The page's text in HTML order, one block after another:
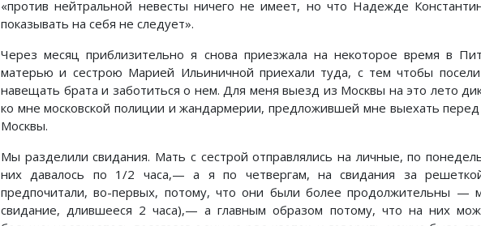
«против нейтральной невесты ничего не имеет, но что Надежде
показывать на себя не следует».
Через месяц приблизительно я снова приезжала на некоторое время в
матерью и сестрою Марией Ильиничной приехали туда, с тем чтобы
навещать брата и заботиться о нем. Для меня выезд из Москвы на это лето
ко мне московской полиции и жандармерии, предложившей мне выехать
Москвы.
Мы разделили свидания. Мать с сестрой отправлялись на личные, по
них давалось по 1/2 часа,— а я по четвергам, на свидания за
предпочитали, во-первых, потому, что они были более продолжительны —
свидание, длившееся 2 часа),— а главным образом потому, что на них